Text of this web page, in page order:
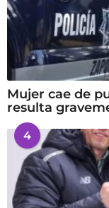
Mujer cae de
resulta
4